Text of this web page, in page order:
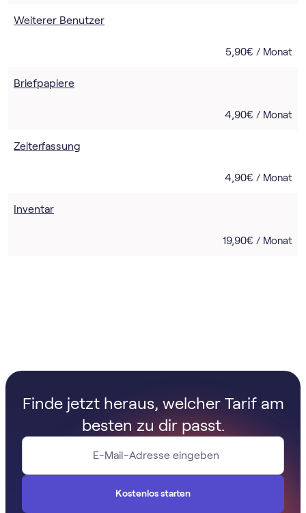
Weiterer Benutzer
5,90€ / Monat
Briefpapiere
4,90€ / Monat
Zeiterfassung
4,90€ / Monat
Inventar
19,90€ / Monat
Finde jetzt heraus, welcher Tarif am
besten zu dir passt.